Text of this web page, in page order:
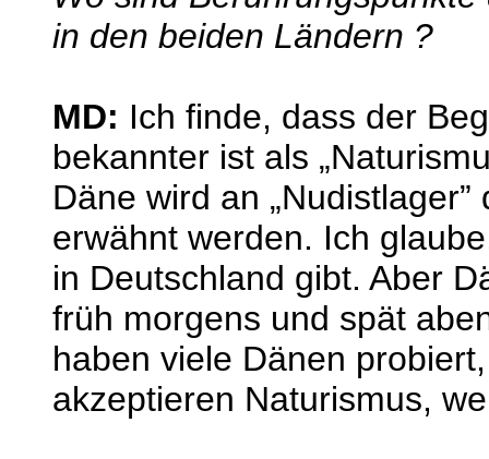
in den beiden Ländern ?
MD: Ich finde, dass der
bekannter ist als
Däne wird an
erwähnt werden. Ich
in Deutschland gibt. Aber
früh morgens und spät
haben viele Dänen
akzeptieren Naturismus,